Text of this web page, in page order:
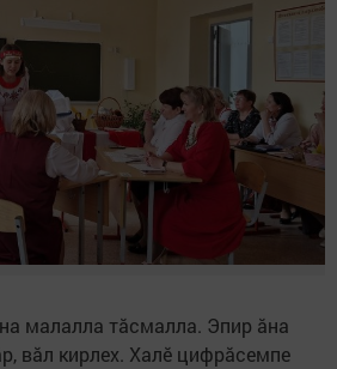
малалла тӑсмалла. Эпир ӑна
вӑл кирлех. Халӗ цифрӑсемпе